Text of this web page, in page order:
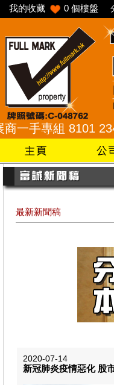
我的收藏 0 個樓盤
組 8101 2345 /采
最新新聞稿
2020-07-14
新冠肺炎疫情惡化 股